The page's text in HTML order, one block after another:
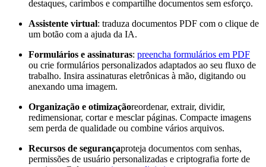
destaques, carimbos e compartilhe documentos sem esforço.
Assistente virtual: traduza documentos PDF com o clique de
um botão com a ajuda da IA.
Formulários e assinaturas: preencha formulários em PDF
ou crie formulários personalizados adaptados ao seu fluxo de
trabalho. Insira assinaturas eletrônicas à mão, digitando ou
anexando uma imagem.
Organização e otimizaçãoreordenar, extrair, dividir,
redimensionar, cortar e mesclar páginas. Compacte imagens
sem perda de qualidade ou combine vários arquivos.
Recursos de segurançaproteja documentos com senhas,
permissões de usuário personalizadas e criptografia forte de